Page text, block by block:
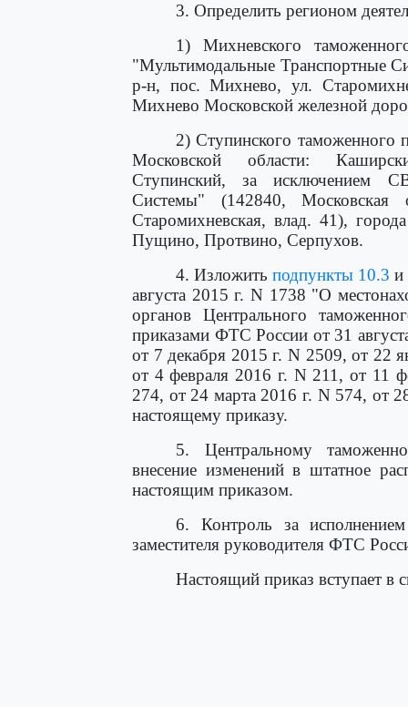
3. Определить регионом
1) Михневского
"Мультимодальные Транспортные
р-н, пос. Михнево, ул.
Михнево Московской железной
2) Ступинского таможенного
Московской области:
Ступинский, за исключением
Системы" (142840,
Старомихневская, влад. 41),
Пущино, Протвино, Серпухов.
4. Изложить подпункты 10.3 и
августа 2015 г. N 1738 "О
органов Центрального
приказами ФТС России от 31
от 7 декабря 2015 г. N 2509, от 22
от 4 февраля 2016 г. N 211, от 11
274, от 24 марта 2016 г. N 574, от
настоящему приказу.
5. Центральному
внесение изменений в штатное
настоящим приказом.
6. Контроль за
заместителя руководителя ФТС
Настоящий приказ вступает в